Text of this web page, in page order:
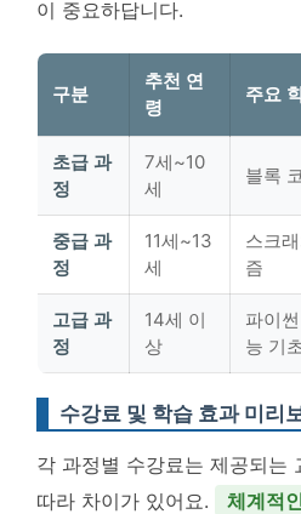
이 중요하답니다.
구분
추천 연
령
주요
초급 과
정
7세~10
세
블록
중급 과
정
11세~13
세
스크
즘
고급 과
정
14세 이
상
파이
능 기
수강료 및 학습 효과 미리
각 과정별 수강료는 제공되는
따라 차이가 있어요.
체계적